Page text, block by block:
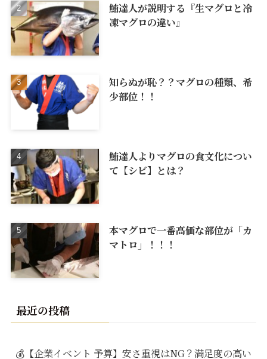
鮪達人が説明する『生マグロと冷
凍マグロの違い』
知らぬが恥？？マグロの種類、希
少部位！！
鮪達人よりマグロの食文化につい
て【シビ】とは？
本マグロで一番高価な部位が「カ
マトロ」！！！
最近の投稿
💰【企業イベント 予算】安さ重視はNG？満足度の高い